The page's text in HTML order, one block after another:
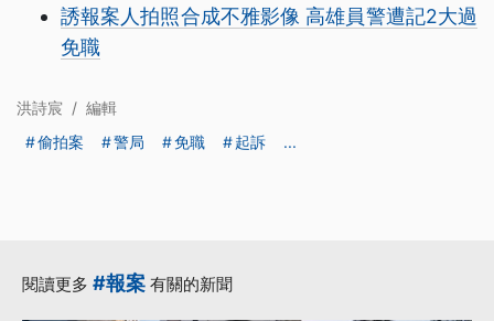
誘報案人拍照合成不雅影像 高雄員警遭記2大過
免職
洪詩宸 / 編輯
偷拍案
警局 免職 起訴 ...
閱讀更多 #報案 有關的新聞